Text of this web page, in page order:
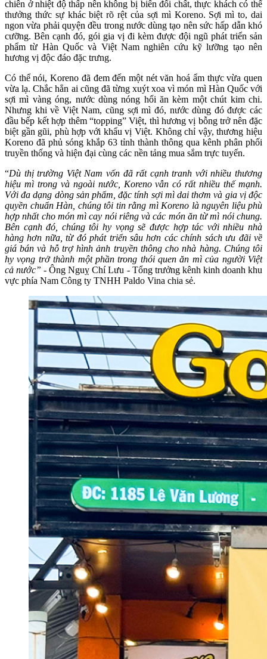
chiên ở nhiệt độ thấp nên không bị biến đổi chất, thực khách có thể
thưởng thức sự khác biệt rõ rệt của sợi mì Koreno. Sợi mì to, dai
ngon vừa phải quyện đều trong nước dùng tạo nên sức hấp dẫn khó
cưỡng. Bên cạnh đó, gói gia vị đi kèm được đội ngũ phát triển sản
phẩm từ Hàn Quốc và Việt Nam nghiên cứu kỹ lưỡng tạo nên
hương vị độc đáo đặc trưng.
Có thể nói, Koreno đã đem đến một nét văn hoá ẩm thực vừa quen
vừa lạ. Chắc hẳn ai cũng đã từng xuýt xoa vì món mì Hàn Quốc với
sợi mì vàng óng, nước dùng nóng hổi ăn kèm một chút kim chi.
Nhưng khi về Việt Nam, cũng sợi mì đó, nước dùng đó được các
đầu bếp kết hợp thêm “topping” Việt, thì hương vị bỗng trở nên đặc
biệt gần gũi, phù hợp với khẩu vị Việt. Không chỉ vậy, thương hiệu
Koreno đã phủ sóng khắp 63 tỉnh thành thông qua kênh phân phối
truyền thống và hiện đại cùng các nền tảng mua sắm trực tuyến.
“Dù thị trường Việt Nam vốn đã rất cạnh tranh với nhiều thương
hiệu mì trong và ngoài nước, Koreno vẫn có rất nhiều thế mạnh.
Với đa dạng dòng sản phẩm, đặc tính sợi mì dai thơm và gia vị độc
quyền chuẩn Hàn, chúng tôi tin rằng mì Koreno là nguyên liệu phù
hợp nhất cho món mì cay nói riêng và các món ăn từ mì nói chung.
Bên cạnh đó, chúng tôi hy vọng sẽ được hợp tác với nhiều nhà
hàng hơn nữa, từ đó phát triển sâu hơn các chính sách ưu đãi về
giá bán và hỗ trợ hình ảnh truyền thông cho nhà hàng. Chúng tôi
hy vọng trở thành một phần trong thói quen ăn mì của người Việt
cả nước” - Ông Nguỵ Chí Lưu - Tổng trưởng kênh kinh doanh khu
vực phía Nam Công ty TNHH Paldo Vina chia sẻ.